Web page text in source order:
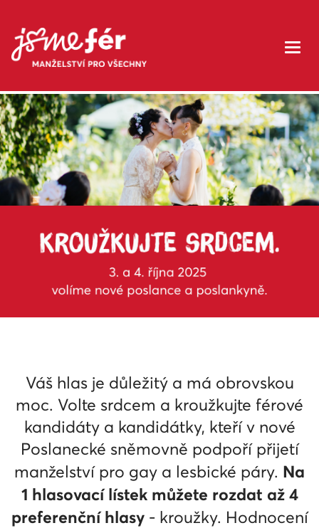
Váš hlas je důležitý a má obrovskou
moc. Volte srdcem a kroužkujte férové
kandidáty a kandidátky, kteří v nové
Poslanecké sněmovně podpoří přijetí
manželství pro gay a lesbické páry. Na
1 hlasovací lístek můžete rozdat až 4
preferenční hlasy- kroužky. Hodnocení